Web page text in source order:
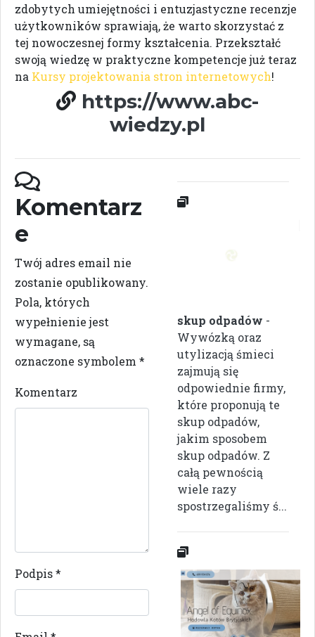
zdobytych umiejętności i entuzjastyczne recenzje
użytkowników sprawiają, że warto skorzystać z
tej nowoczesnej formy kształcenia. Przekształć
swoją wiedzę w praktyczne kompetencje już teraz
na Kursy projektowania stron internetowych!
https://www.abc-
wiedzy.pl
Komentarz
e
Twój adres email nie
zostanie opublikowany.
Pola, których
wypełnienie jest
wymagane, są
oznaczone symbolem *
Komentarz
Podpis*
skup odpadów -
Wywózką oraz
utylizacją śmieci
zajmują się
odpowiednie firmy,
które proponują te
skup odpadów,
jakim sposobem
skup odpadów. Z
całą pewnością
wiele razy
spostrzegaliśmy ś...